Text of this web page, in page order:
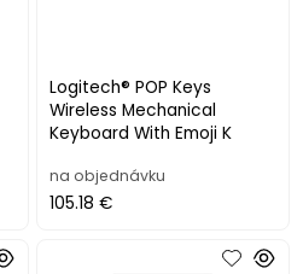
Logitech® POP Keys
Wireless Mechanical
Keyboard With Emoji K
na objednávku
105.18 €